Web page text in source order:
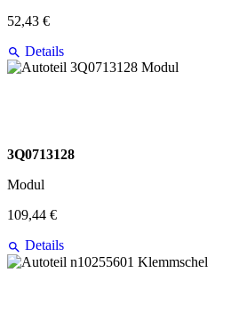
52,43 €
Details
3Q0713128
Modul
109,44 €
Details